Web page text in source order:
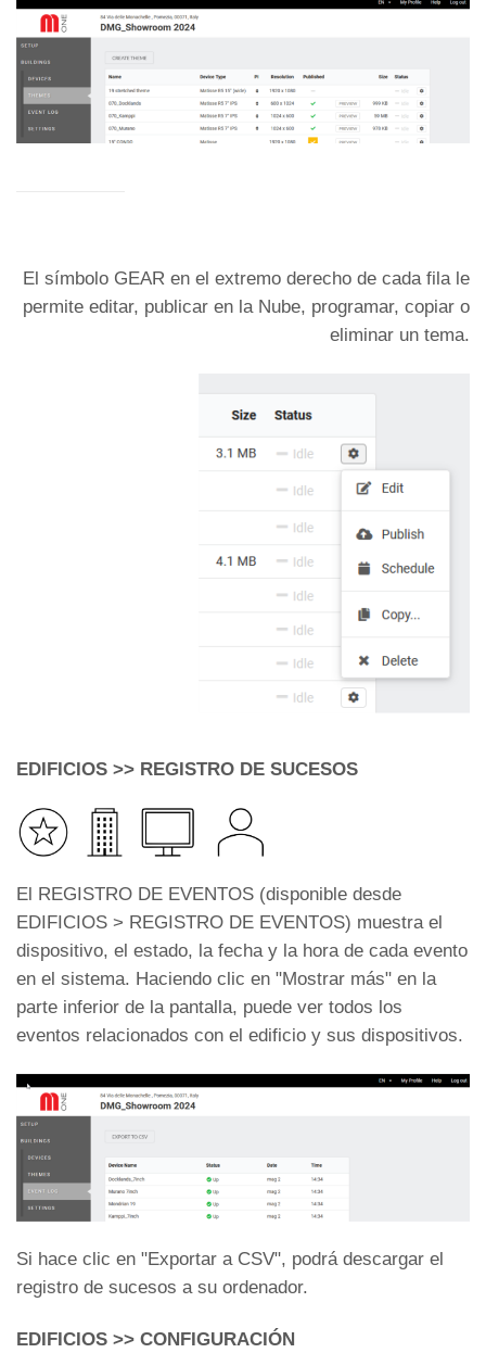
El símbolo GEAR en el extremo derecho de cada fila le
permite editar, publicar en la Nube, programar, copiar o
eliminar un tema.
EDIFICIOS >> REGISTRO DE SUCESOS
El REGISTRO DE EVENTOS (disponible desde
EDIFICIOS > REGISTRO DE EVENTOS) muestra el
dispositivo, el estado, la fecha y la hora de cada evento
en el sistema. Haciendo clic en "Mostrar más" en la
parte inferior de la pantalla, puede ver todos los
eventos relacionados con el edificio y sus dispositivos.
Si hace clic en "Exportar a CSV", podrá descargar el
registro de sucesos a su ordenador.
EDIFICIOS >> CONFIGURACIÓN